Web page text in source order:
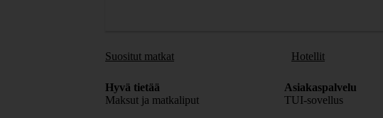
Suositut matkat Hotellit
Hyvä tietää
Maksut ja matkaliput
Asiakaspalvelu
TUI-sovellus